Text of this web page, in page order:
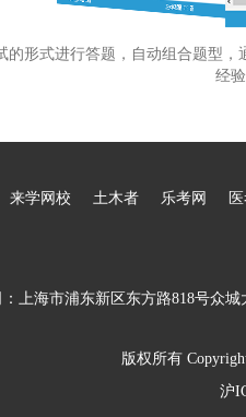
的形式进行答题，自动组合题型
经
来学网校 土木者 乐考网
上海市浦东新区东方路818号众城
版权所有
沪